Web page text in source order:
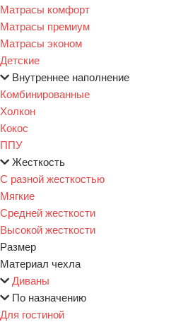
Матрасы комфорт
Матрасы премиум
Матрасы эконом
Детские
Внутреннее наполнение
Комбинированные
Холкон
Кокос
ППУ
Жесткость
С разной жесткостью
Мягкие
Средней жесткости
Высокой жесткости
Размер
Материал чехла
Диваны
По назначению
Для гостиной